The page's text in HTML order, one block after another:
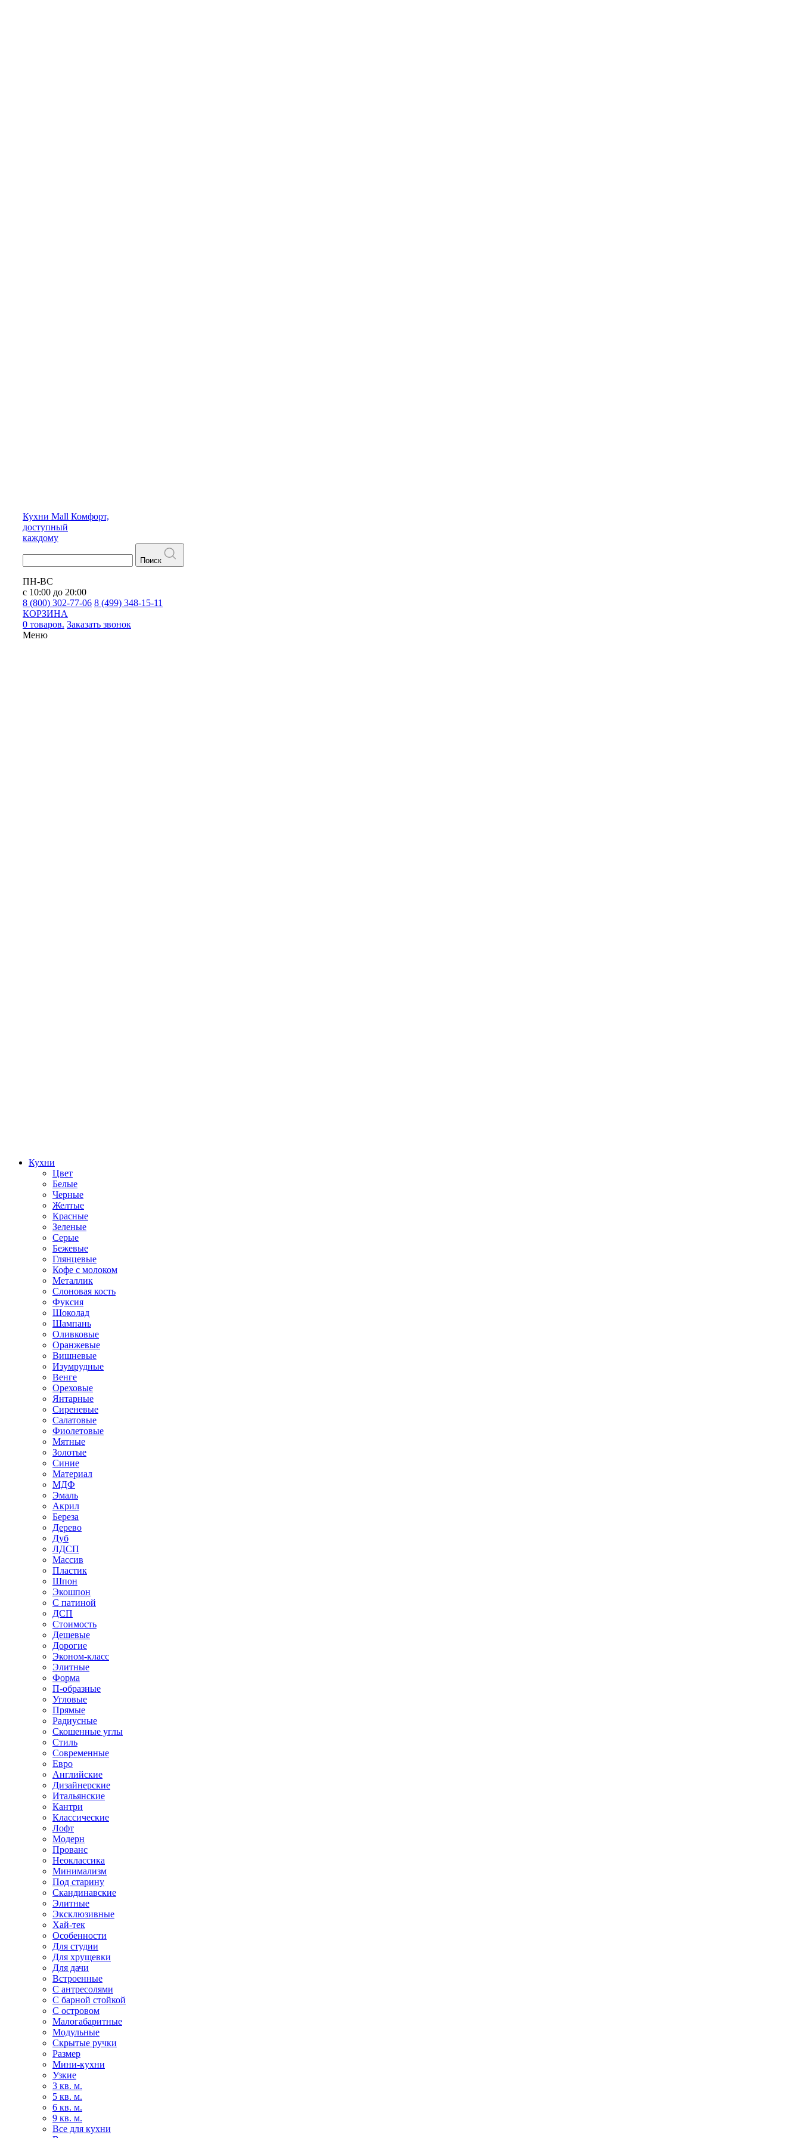
Кухни Mall Комфорт,
доступный
каждому
Поиск
ПН-ВС
с 10:00 до 20:00
8 (800) 302-77-06 8 (499) 348-15-11
КОРЗИНА
0 товаров. Заказать звонок
Меню
Кухни
Цвет
Белые
Черные
Желтые
Красные
Зеленые
Серые
Бежевые
Глянцевые
Кофе с молоком
Металлик
Слоновая кость
Фуксия
Шоколад
Шампань
Оливковые
Оранжевые
Вишневые
Изумрудные
Венге
Ореховые
Янтарные
Сиреневые
Салатовые
Фиолетовые
Мятные
Золотые
Синие
Материал
МДФ
Эмаль
Акрил
Береза
Дерево
Дуб
ЛДСП
Массив
Пластик
Шпон
Экошпон
С патиной
ДСП
Стоимость
Дешевые
Дорогие
Эконом-класс
Элитные
Форма
П-образные
Угловые
Прямые
Радиусные
Скошенные углы
Стиль
Современные
Евро
Английские
Дизайнерские
Итальянские
Кантри
Классические
Лофт
Модерн
Прованс
Неоклассика
Минимализм
Под старину
Скандинавские
Элитные
Эксклюзивные
Хай-тек
Особенности
Для студии
Для хрущевки
Для дачи
Встроенные
С антресолями
С барной стойкой
С островом
Малогабаритные
Модульные
Скрытые ручки
Размер
Мини-кухни
Узкие
3 кв. м.
5 кв. м.
6 кв. м.
9 кв. м.
Все для кухни